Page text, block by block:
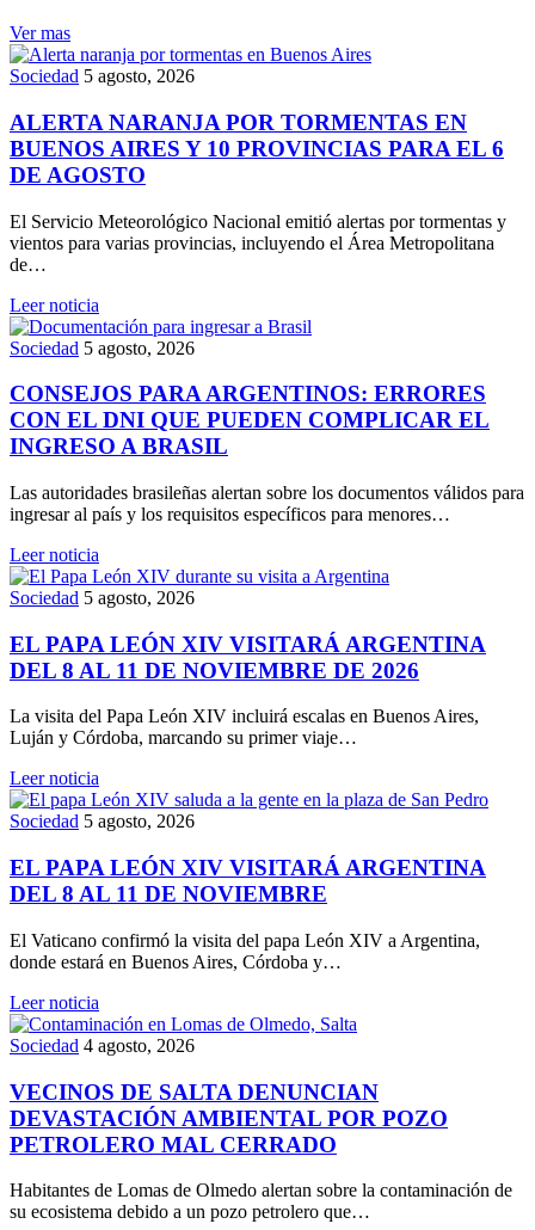
Ver mas
Sociedad 5 agosto, 2026
ALERTA NARANJA POR TORMENTAS EN
BUENOS AIRES Y 10 PROVINCIAS PARA EL 6
DE AGOSTO
El Servicio Meteorológico Nacional emitió alertas por tormentas y
vientos para varias provincias, incluyendo el Área Metropolitana
de…
Leer noticia
Sociedad 5 agosto, 2026
CONSEJOS PARA ARGENTINOS: ERRORES
CON EL DNI QUE PUEDEN COMPLICAR EL
INGRESO A BRASIL
Las autoridades brasileñas alertan sobre los documentos válidos para
ingresar al país y los requisitos específicos para menores…
Leer noticia
Sociedad 5 agosto, 2026
EL PAPA LEÓN XIV VISITARÁ ARGENTINA
DEL 8 AL 11 DE NOVIEMBRE DE 2026
La visita del Papa León XIV incluirá escalas en Buenos Aires,
Luján y Córdoba, marcando su primer viaje…
Leer noticia
Sociedad 5 agosto, 2026
EL PAPA LEÓN XIV VISITARÁ ARGENTINA
DEL 8 AL 11 DE NOVIEMBRE
El Vaticano confirmó la visita del papa León XIV a Argentina,
donde estará en Buenos Aires, Córdoba y…
Leer noticia
Sociedad 4 agosto, 2026
VECINOS DE SALTA DENUNCIAN
DEVASTACIÓN AMBIENTAL POR POZO
PETROLERO MAL CERRADO
Habitantes de Lomas de Olmedo alertan sobre la contaminación de
su ecosistema debido a un pozo petrolero que…